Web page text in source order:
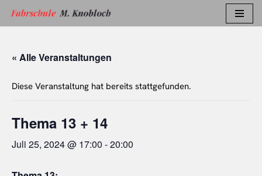
springen
« Alle Veranstaltungen
Diese Veranstaltung hat bereits stattgefunden.
Thema 13 + 14
Juli 25, 2024 @ 17:00 -20:00